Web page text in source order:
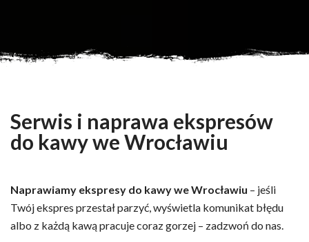
Serwis i naprawa ekspresów
do kawy we Wrocławiu
Naprawiamy ekspresy do kawy we Wrocławiu – jeśli
Twój ekspres przestał parzyć, wyświetla komunikat błędu
albo z każdą kawą pracuje coraz gorzej – zadzwoń do nas.